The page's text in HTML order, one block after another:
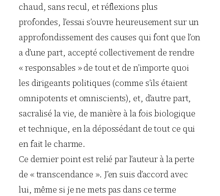
chaud, sans recul, et réflexions plus
profondes, l’essai s’ouvre heureusement sur un
approfondissement des causes qui font que l’on
a d’une part, accepté collectivement de rendre
« responsables » de tout et de n’importe quoi
les dirigeants politiques (comme s’ils étaient
omnipotents et omniscients), et, d’autre part,
sacralisé la vie, de manière à la fois biologique
et technique, en la dépossédant de tout ce qui
en fait le charme.
Ce dernier point est relié par l’auteur à la perte
de « transcendance ». J’en suis d’accord avec
lui, même si je ne mets pas dans ce terme